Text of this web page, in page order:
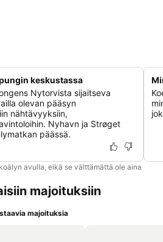
keskustassa
Nytorvista sijaitseva
olevan pääsyn
nähtävyyksiin,
Nyhavn ja Strøget
päässä.
avulla, eikä se välttämättä ole aina
majoituksiin
majoituksia